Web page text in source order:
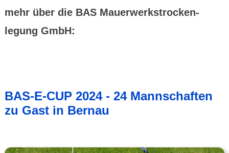
mehr über die BAS Mauer­werks­trocken­
legung GmbH:
BAS-E-CUP 2024 - 24 Mannschaften
zu Gast in Bernau